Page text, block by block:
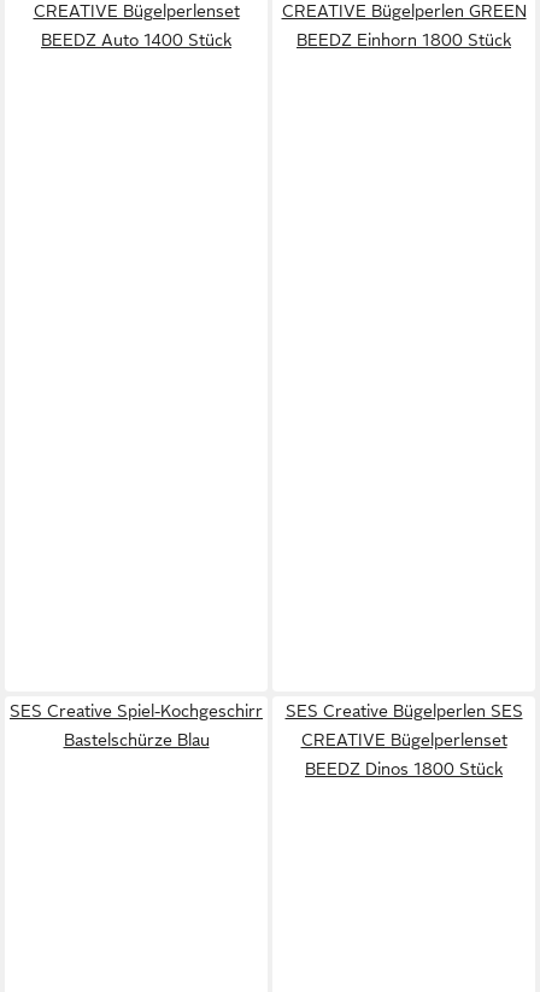
CREATIVE Bügelperlenset
BEEDZ Auto 1400 Stück
CREATIVE Bügelperlen GREEN
BEEDZ Einhorn 1800 Stück
SES Creative Spiel-Kochgeschirr
Bastelschürze Blau
SES Creative Bügelperlen SES
CREATIVE Bügelperlenset
BEEDZ Dinos 1800 Stück